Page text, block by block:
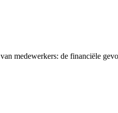
medewerkers: de financiële